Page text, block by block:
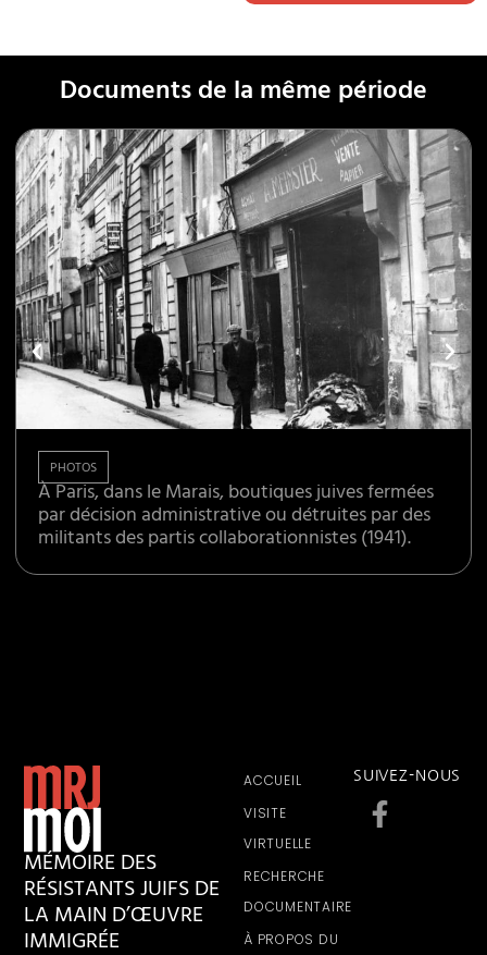
Documents de la même période
PHOTOS
À Paris, dans le Marais, boutiques juives fermées
par décision administrative ou détruites par des
militants des partis collaborationnistes (1941).
MÉMOIRE DES
RÉSISTANTS JUIFS DE
LA MAIN D’ŒUVRE
IMMIGRÉE
ACCUEIL
VISITE
VIRTUELLE
RECHERCHE
DOCUMENTAIRE
À PROPOS DU
SUIVEZ-NOUS